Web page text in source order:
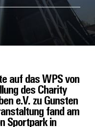
auf das WPS von
des Charity
e.V. zu Gunsten
fand am
Sportpark in